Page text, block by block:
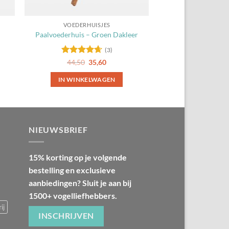
VOEDERHUISJES
Paalvoederhuis – Groen Dakleer
Gewaardeerd
(3)
44,50 Oorspronkelijke
prijs
was:
44,50.
35,60Huidige
is:
35,60.
IN WINKELWAGEN
NIEUWSBRIEF
15% korting op je volgende
bestelling en exclusieve
aanbiedingen? Sluit je aan bij
1500+ vogelliefhebbers.
INSCHRIJVEN